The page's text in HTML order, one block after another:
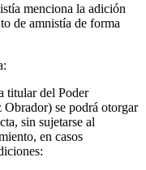
menciona la adición
de amnistía de forma
titular del Poder
se podrá otorgar
sin sujetarse al
en casos